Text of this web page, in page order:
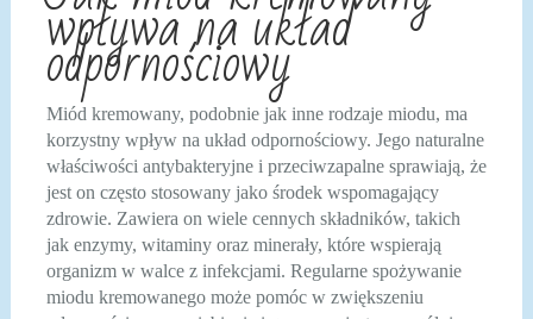
wpływa na układ
odpornościowy
Miód kremowany, podobnie jak inne rodzaje miodu, ma
korzystny wpływ na układ odpornościowy. Jego naturalne
właściwości antybakteryjne i przeciwzapalne sprawiają, że
jest on często stosowany jako środek wspomagający
zdrowie. Zawiera on wiele cennych składników, takich
jak enzymy, witaminy oraz minerały, które wspierają
organizm w walce z infekcjami. Regularne spożywanie
miodu kremowanego może pomóc w zwiększeniu